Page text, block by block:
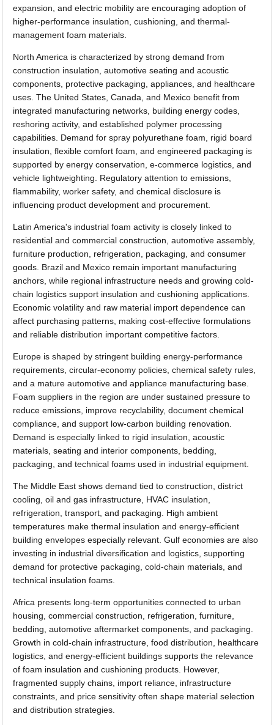
expansion, and electric mobility are encouraging adoption of
higher-performance insulation, cushioning, and thermal-
management foam materials.
North America is characterized by strong demand from
construction insulation, automotive seating and acoustic
components, protective packaging, appliances, and healthcare
uses. The United States, Canada, and Mexico benefit from
integrated manufacturing networks, building energy codes,
reshoring activity, and established polymer processing
capabilities. Demand for spray polyurethane foam, rigid board
insulation, flexible comfort foam, and engineered packaging is
supported by energy conservation, e-commerce logistics, and
vehicle lightweighting. Regulatory attention to emissions,
flammability, worker safety, and chemical disclosure is
influencing product development and procurement.
Latin America's industrial foam activity is closely linked to
residential and commercial construction, automotive assembly,
furniture production, refrigeration, packaging, and consumer
goods. Brazil and Mexico remain important manufacturing
anchors, while regional infrastructure needs and growing cold-
chain logistics support insulation and cushioning applications.
Economic volatility and raw material import dependence can
affect purchasing patterns, making cost-effective formulations
and reliable distribution important competitive factors.
Europe is shaped by stringent building energy-performance
requirements, circular-economy policies, chemical safety rules,
and a mature automotive and appliance manufacturing base.
Foam suppliers in the region are under sustained pressure to
reduce emissions, improve recyclability, document chemical
compliance, and support low-carbon building renovation.
Demand is especially linked to rigid insulation, acoustic
materials, seating and interior components, bedding,
packaging, and technical foams used in industrial equipment.
The Middle East shows demand tied to construction, district
cooling, oil and gas infrastructure, HVAC insulation,
refrigeration, transport, and packaging. High ambient
temperatures make thermal insulation and energy-efficient
building envelopes especially relevant. Gulf economies are also
investing in industrial diversification and logistics, supporting
demand for protective packaging, cold-chain materials, and
technical insulation foams.
Africa presents long-term opportunities connected to urban
housing, commercial construction, refrigeration, furniture,
bedding, automotive aftermarket components, and packaging.
Growth in cold-chain infrastructure, food distribution, healthcare
logistics, and energy-efficient buildings supports the relevance
of foam insulation and cushioning products. However,
fragmented supply chains, import reliance, infrastructure
constraints, and price sensitivity often shape material selection
and distribution strategies.